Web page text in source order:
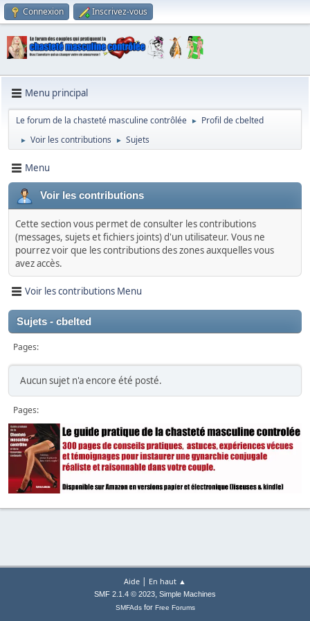
Connexion Inscrivez-vous
Menu principal
Le forum de la chasteté masculine contrôlée ► Profil de cbelted
► Voir les contributions ► Sujets
Menu
Voir les contributions
Cette section vous permet de consulter les contributions
(messages, sujets et fichiers joints) d'un utilisateur. Vous ne
pourrez voir que les contributions des zones auxquelles vous
avez accès.
Voir les contributions Menu
Sujets - cbelted
Pages
Aucun sujet n'a encore été posté.
Pages
Aide | En haut ▲
SMF 2.1.4 © 2023, Simple Machines
SMFAdsfor Free Forums